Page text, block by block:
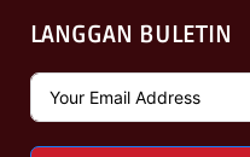
LANGGAN BULETIN